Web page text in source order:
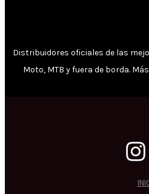
Distribuidores oficiales de las
Moto, MTB y fuera de borda.